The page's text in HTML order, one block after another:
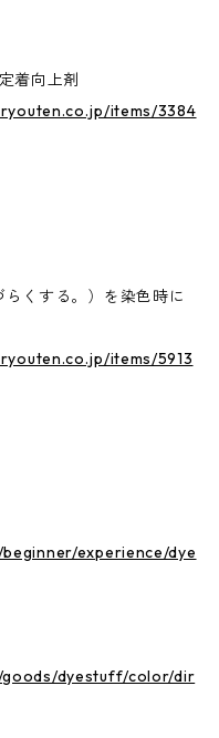
着向上剤
items/3384
くする。）を染色時に
items/5913
experience/dye
dyestuff/color/dir